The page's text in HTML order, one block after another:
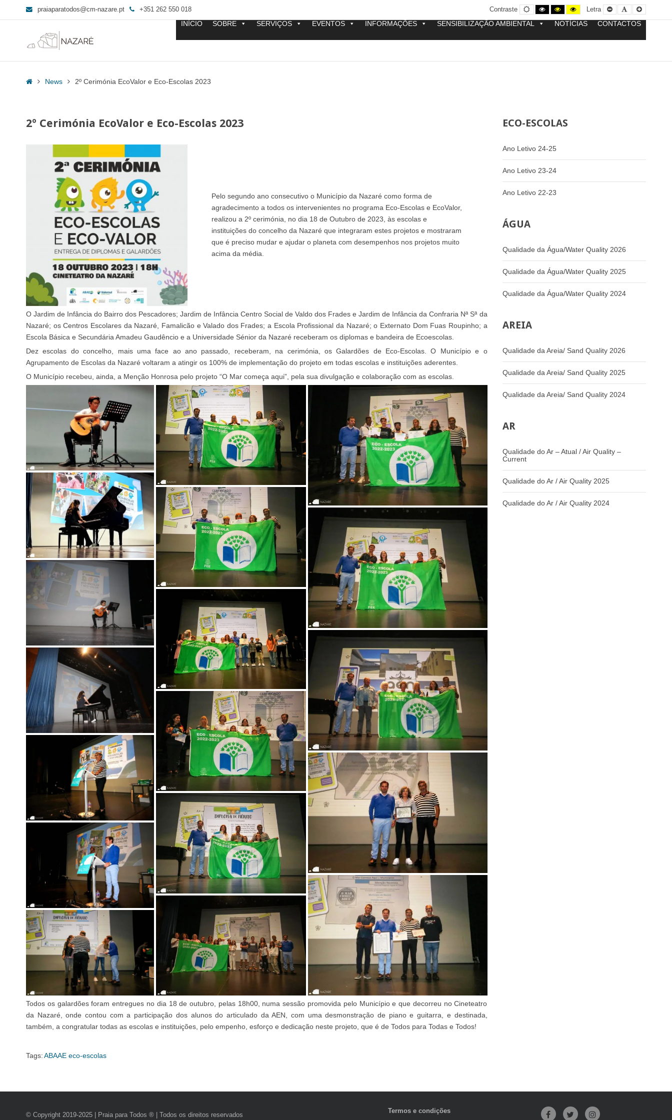
Cerimónia
praiaparatodos@cm-nazare.pt +351 262 550 018 Contraste
Contraste
normal
Contraste
preto
e
branco
Contraste
preto
e
amarelo
Yellow
and
Black
contrast
Letra
Smaller
Font
Letra
por
defeito
Letra
maior
INÍCIO SOBRE SERVIÇOS EVENTOS INFORMAÇÕES SENSIBILIZAÇÃO AMBIENTAL NOTÍCIAS CONTACTOS
HomeNews 2º Cerimónia EcoValor e Eco-Escolas 2023
2º Cerimónia EcoValor e Eco-Escolas 2023
Pelo segundo ano consecutivo o Município da Nazaré como forma de
agradecimento a todos os intervenientes no programa Eco-Escolas e EcoValor,
realizou a 2º cerimónia, no dia 18 de Outubro de 2023, às escolas e
instituições do concelho da Nazaré que integraram estes projetos e mostraram
que é preciso mudar e ajudar o planeta com desempenhos nos projetos muito
acima da média.
O Jardim de Infância do Bairro dos Pescadores; Jardim de Infância Centro Social de Valdo dos Frades e Jardim de Infância da Confraria Nª Sª da
Nazaré; os Centros Escolares da Nazaré, Famalicão e Valado dos Frades; a Escola Profissional da Nazaré; o Externato Dom Fuas Roupinho; a
Escola Básica e Secundária Amadeu Gaudêncio e a Universidade Sénior da Nazaré receberam os diplomas e bandeira de Ecoescolas.
Dez escolas do concelho, mais uma face ao ano passado, receberam, na cerimónia, os Galardões de Eco-Escolas. O Município e o
Agrupamento de Escolas da Nazaré voltaram a atingir os 100% de implementação do projeto em todas escolas e instituições aderentes.
O Município recebeu, ainda, a Menção Honrosa pelo projeto “O Mar começa aqui”, pela sua divulgação e colaboração com as escolas.
Todos os galardões foram entregues no dia 18 de outubro, pelas 18h00, numa sessão promovida pelo Município e que decorreu no Cineteatro
da Nazaré, onde contou com a participação dos alunos do articulado da AEN, com uma desmonstração de piano e guitarra, e destinada,
também, a congratular todas as escolas e instituições, pelo empenho, esforço e dedicação neste projeto, que é de Todos para Todas e Todos!
Tags:ABAAE eco-escolas
ECO-ESCOLAS
Ano Letivo 24-25
Ano Letivo 23-24
Ano Letivo 22-23
ÁGUA
Qualidade da Água/Water Quality 2026
Qualidade da Água/Water Quality 2025
Qualidade da Água/Water Quality 2024
AREIA
Qualidade da Areia/ Sand Quality 2026
Qualidade da Areia/ Sand Quality 2025
Qualidade da Areia/ Sand Quality 2024
AR
Qualidade do Ar – Atual / Air Quality –
Current
Qualidade do Ar / Air Quality 2025
Qualidade do Ar / Air Quality 2024
© Copyright 2019-2025 | Praia para Todos ® | Todos os direitos reservados
Termos e condições